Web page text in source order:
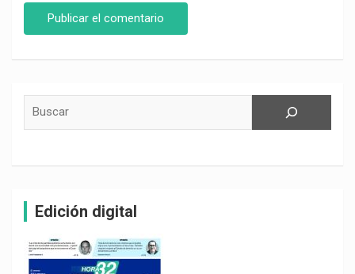
Edición digital